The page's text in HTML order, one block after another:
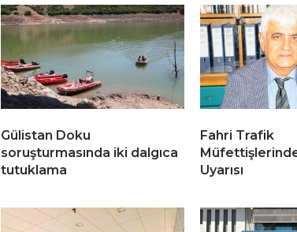
Gülistan Doku
soruşturmasında iki dalgıca
tutuklama
Fahri Trafik
Uyarısı